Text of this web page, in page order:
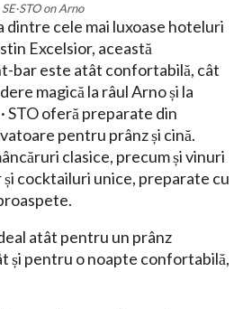
SE·STO on Arno
dintre cele mai luxoase hoteluri
Excelsior, această
bar este atât confortabilă, cât
magică la râul Arno și la
STO oferă preparate din
pentru prânz și cină.
clasice, precum și vinuri
cocktailuri unice, preparate cu
atât pentru un prânz
și pentru o noapte confortabilă,